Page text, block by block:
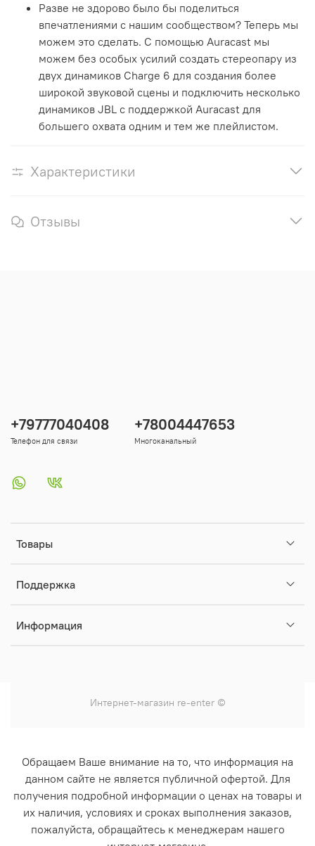
Разве не здорово было бы поделиться
впечатлениями с нашим сообществом? Теперь мы
можем это сделать. С помощью Auracast мы
можем без особых усилий создать стереопару из
двух динамиков Charge 6 для создания более
широкой звуковой сцены и подключить несколько
динамиков JBL с поддержкой Auracast для
большего охвата одним и тем же плейлистом.
Характеристики
Отзывы
Товары
Поддержка
Информация
+79777040408
Телефон для связи
+78004447653
Многоканальный
Интернет-магазин re-enter ©
Обращаем Ваше внимание на то, что информация на
данном сайте не является публичной офертой. Для
получения подробной информации о ценах на товары и
их наличия, условиях и сроках выполнения заказов,
пожалуйста, обращайтесь к менеджерам нашего